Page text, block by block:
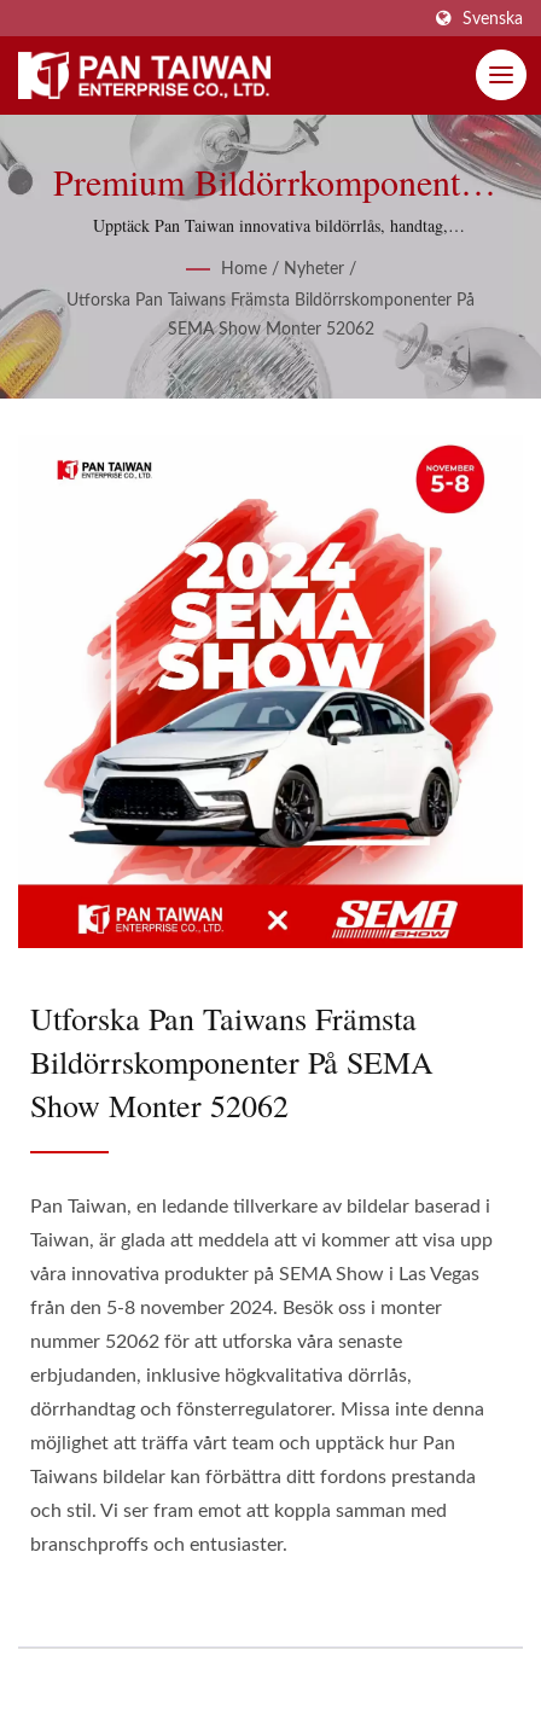
Svenska
Premium Bildörrkomponenter
Och Fönsterregulatorer På
SEMA Show 2024
Upptäck Pan Taiwan innovativa bildörrlås, handtag,
Las Vegas, 5-8 november 2024. Möt branschproffs och
utforska lösningar för omvänd ingenjörskonst.
Home / Nyheter /
Utforska Pan Taiwans Främsta Bildörrskomponenter På
SEMA Show Monter 52062
Utforska Pan Taiwans Främsta
Bildörrskomponenter På SEMA
Show Monter 52062
Pan Taiwan, en ledande tillverkare av bildelar baserad i
Taiwan, är glada att meddela att vi kommer att visa upp
våra innovativa produkter på SEMA Show i Las Vegas
från den 5-8 november 2024. Besök oss i monter
nummer 52062 för att utforska våra senaste
erbjudanden, inklusive högkvalitativa dörrlås,
dörrhandtag och fönsterregulatorer. Missa inte denna
möjlighet att träffa vårt team och upptäck hur Pan
Taiwans bildelar kan förbättra ditt fordons prestanda
och stil. Vi ser fram emot att koppla samman med
branschproffs och entusiaster.